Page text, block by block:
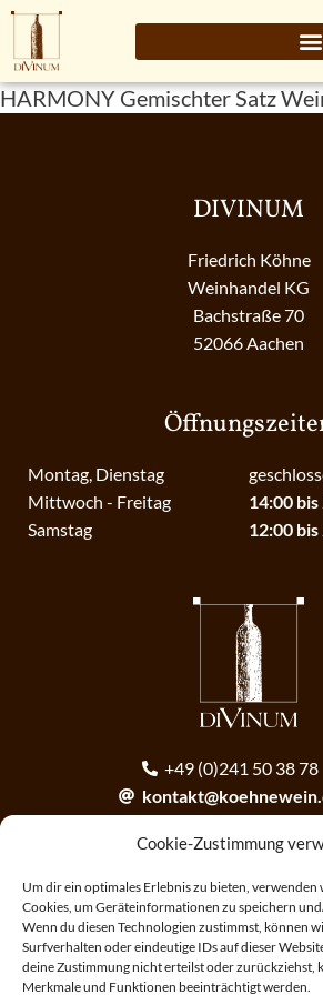
Cookie-Zustimmung
Um dir ein optimales Erlebnis zu bieten, verwenden
Cookies, um Geräteinformationen zu speichern
Wenn du diesen Technologien zustimmst, können
Surfverhalten oder eindeutige IDs auf dieser
deine Zustimmung nicht erteilst oder zurückziehst,
Merkmale und Funktionen beeinträchtigt werden.
HARMONY Gemischter Satz
DIVINUM
Friedrich Köhne
Weinhandel KG
Bachstraße 70
52066 Aachen
Montag, Dienstag
Mittwoch - Freitag
Samstag
14:00
12:00
+49 (0)241 50 38 78
Anmeldung zum Newsletter